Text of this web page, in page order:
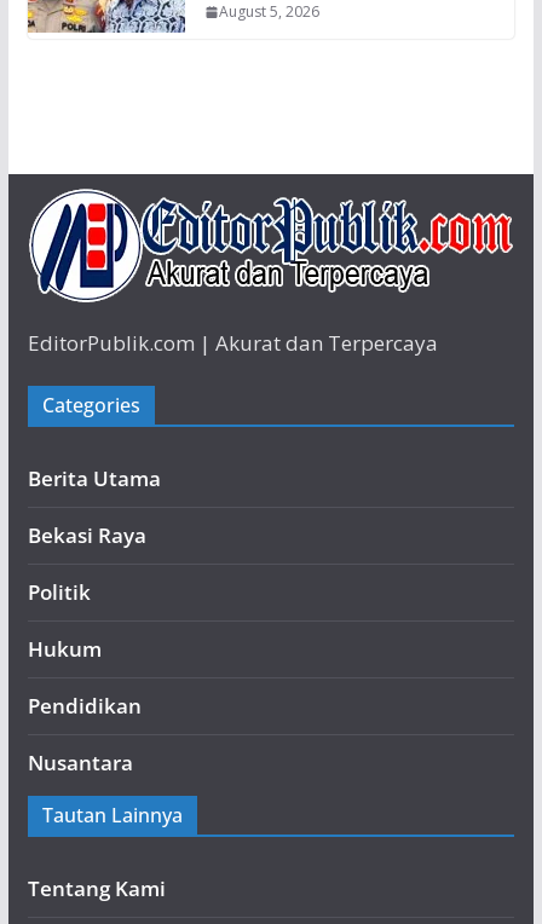
August 5, 2026
EditorPublik.com | Akurat dan Terpercaya
Categories
Berita Utama
Bekasi Raya
Politik
Hukum
Pendidikan
Nusantara
Tautan Lainnya
Tentang Kami